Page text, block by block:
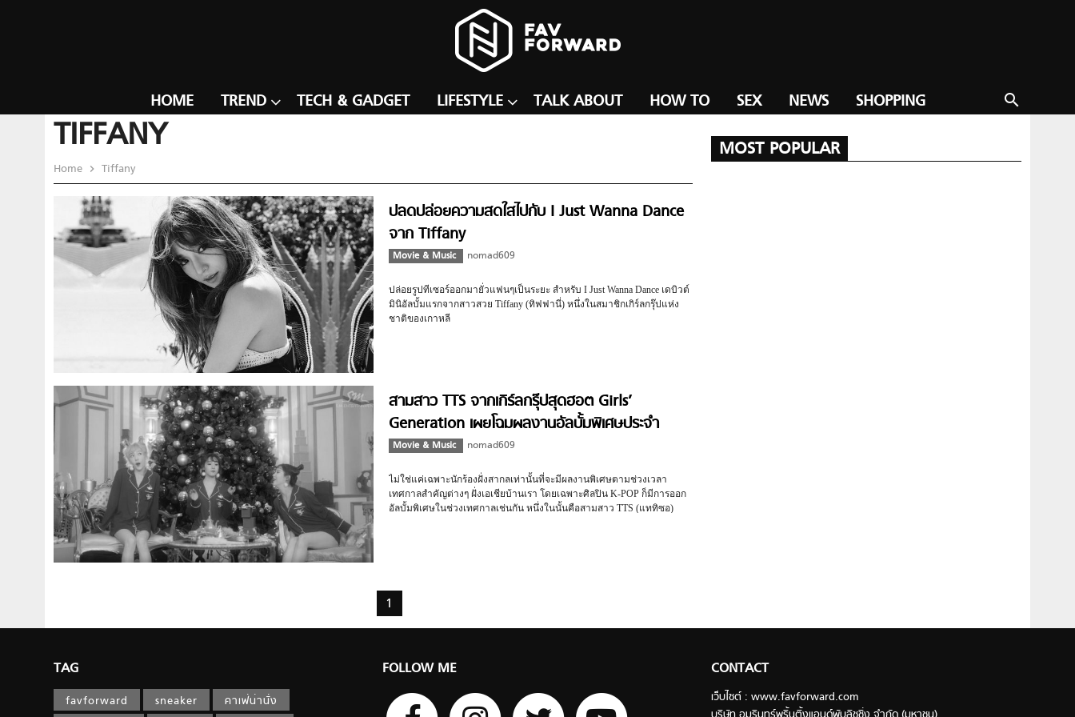
search
HOME TREND TECH & GADGET LIFESTYLE TALK ABOUT HOW TO SEX NEWS SHOPPING
TIFFANY
Home Tiffany
ปลดปล่อยความสดใสไปกับ I Just Wanna Dance
จาก Tiffany
Movie & Music nomad609
ปล่อยรูปทีเซอร์ออกมายั่วแฟนๆเป็นระยะ สำหรับ I Just Wanna Dance เดบิวต์
มินิอัลบั้มแรกจากสาวสวย Tiffany (ทิฟฟานี่) หนึ่งในสมาชิกเกิร์ลกรุ๊ปแห่ง
ชาติของเกาหลี
สามสาว TTS จากเกิร์ลกรุ๊ปสุดฮอต Girls’
Generation เผยโฉมผลงานอัลบั้มพิเศษประจำ
เทศกาลคริสต์มาส
Movie & Music nomad609
ไม่ใช่แค่เฉพาะนักร้องฝั่งสากลเท่านั้นที่จะมีผลงานพิเศษตามช่วงเวลา
เทศกาลสำคัญต่างๆ ฝั่งเอเชียบ้านเรา โดยเฉพาะศิลปิน K-POP ก็มีการออก
อัลบั้มพิเศษในช่วงเทศกาลเช่นกัน หนึ่งในนั้นคือสามสาว TTS (แททิซอ)
Santa นับเป็นผลงานชุดที่ 3 ของ TTS ถัดจาก Twinkle (2012) และ Holler
(2014) ซึ่งมีเพลงฮิตมากมายไม่ว่าจะเป็น Twinkle , Baby Steps และ Holler
1
MOST POPULAR
TAG
favforward sneaker คาเฟ่น่านั่ง
FOLLOW ME CONTACT
เว็บไซต์ : www.favforward.com